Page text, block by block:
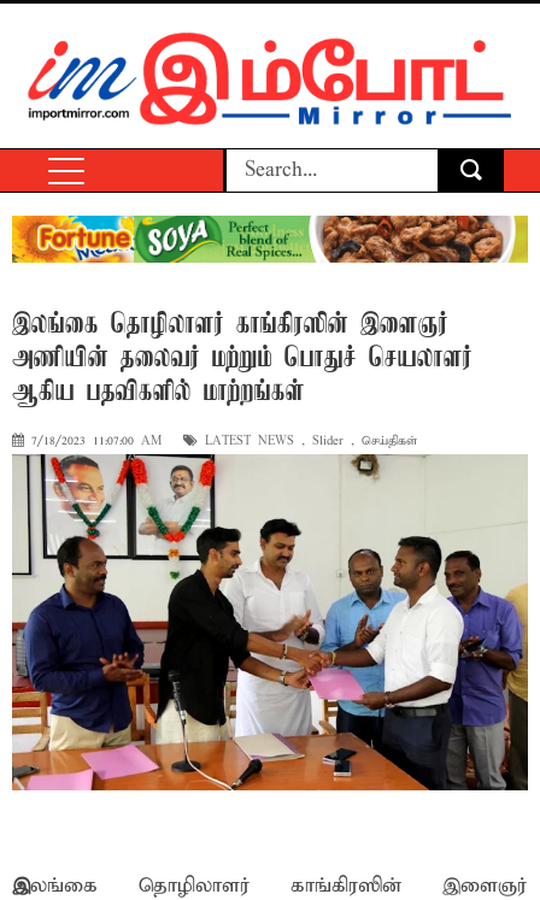
இலங்கை தொழிலாளர் காங்கிரஸின் இளைஞர்
அணியின் தலைவர் மற்றும் பொதுச் செயலாளர்
ஆகிய பதவிகளில் மாற்றங்கள்
7/18/2023 11:07:00 AM LATEST NEWS , Slider , செய்திகள்
இலங்கை தொழிலாளர் காங்கிரஸின் இளைஞர்